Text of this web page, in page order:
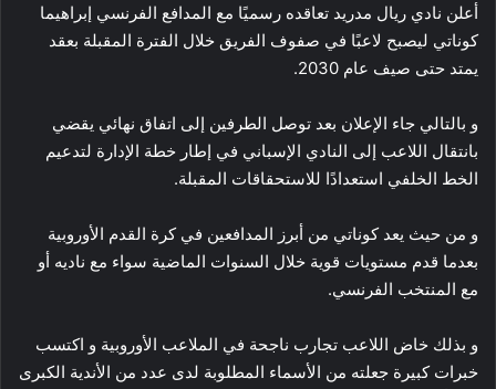
أعلن نادي ريال مدريد تعاقده رسميًا مع المدافع الفرنسي إبراهيما
كوناتي ليصبح لاعبًا في صفوف الفريق خلال الفترة المقبلة بعقد
يمتد حتى صيف عام 2030.
و بالتالي جاء الإعلان بعد توصل الطرفين إلى اتفاق نهائي يقضي
بانتقال اللاعب إلى النادي الإسباني في إطار خطة الإدارة لتدعيم
الخط الخلفي استعدادًا للاستحقاقات المقبلة.
و من حيث يعد كوناتي من أبرز المدافعين في كرة القدم الأوروبية
بعدما قدم مستويات قوية خلال السنوات الماضية سواء مع ناديه أو
مع المنتخب الفرنسي.
و بذلك خاض اللاعب تجارب ناجحة في الملاعب الأوروبية و اكتسب
خبرات كبيرة جعلته من الأسماء المطلوبة لدى عدد من الأندية الكبرى